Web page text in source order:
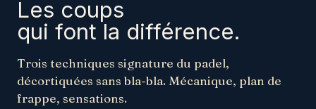
Les coups
qui font la différence.
Trois techniques signature du padel,
décortiquées sans bla-bla. Mécanique, plan de
frappe, sensations.